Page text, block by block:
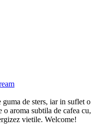
de sters, iar in suflet o
aroma subtila de cafea cu,
vietile. Welcome!